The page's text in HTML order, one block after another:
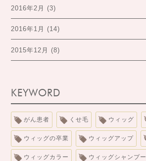
2016年2月 (3)
2016年1月 (14)
2015年12月 (8)
KEYWORD
がん患者 くせ毛 ウィッグ
ウィッグの卒業 ウィッグアップ
ウィッグカラー ウィッグシャンプー